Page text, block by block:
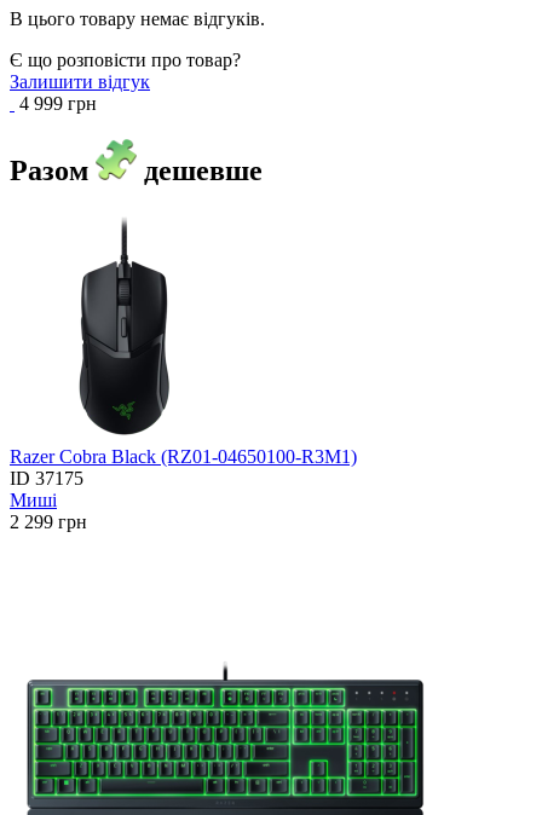
В цього товару немає відгуків.
Є що розповісти про товар?
Залишити відгук
4 999 грн
Разом дешевше
Razer Cobra Black (RZ01-04650100-R3M1)
ID 37175
Миші
2 299 грн